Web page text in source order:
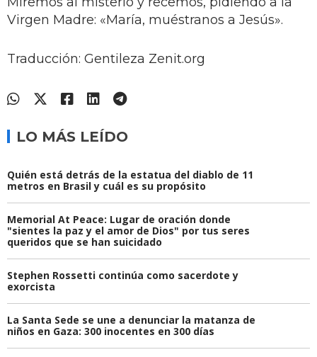
Virgen Madre: «María, muéstranos a Jesús».
Traducción: Gentileza Zenit.org
LO MÁS LEÍDO
Quién está detrás de la estatua del diablo de 11
metros en Brasil y cuál es su propósito
Memorial At Peace: Lugar de oración donde
"sientes la paz y el amor de Dios" por tus seres
queridos que se han suicidado
Stephen Rossetti continúa como sacerdote y
exorcista
La Santa Sede se une a denunciar la matanza de
niños en Gaza: 300 inocentes en 300 días